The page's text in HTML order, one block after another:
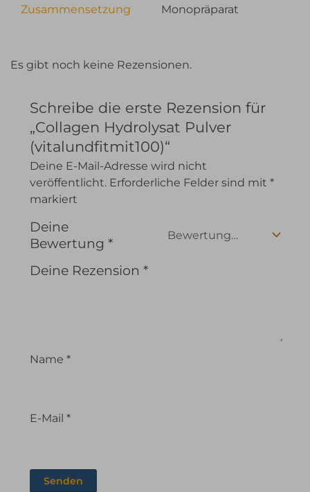
Zusammensetzung Monopräparat
Es gibt noch keine Rezensionen.
Schreibe die erste Rezension für
„Collagen Hydrolysat Pulver
(vitalundfitmit100)“
Deine E-Mail-Adresse wird nicht
veröffentlicht. Erforderliche Felder sind mit *
markiert
Deine
Bewertung *
Deine Rezension *
Name *
E-Mail *